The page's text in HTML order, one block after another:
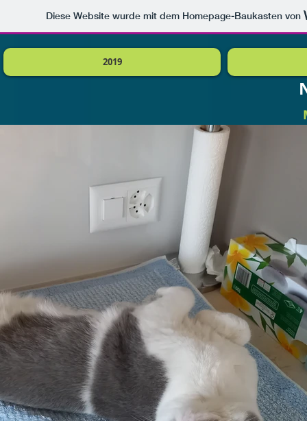
Diese Website wurde mit dem Homepage-Baukasten von
2019